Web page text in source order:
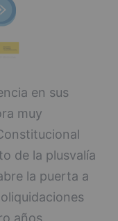
en sus
muy
de la plusvalía
la puerta a
años.